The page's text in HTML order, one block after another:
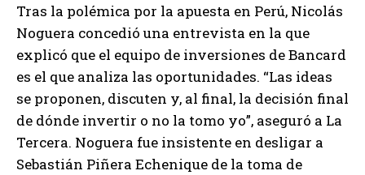
Tras la polémica por la apuesta en Perú, Nicolás
Noguera concedió una entrevista en la que
explicó que el equipo de inversiones de Bancard
es el que analiza las oportunidades. “Las ideas
se proponen, discuten y, al final, la decisión final
de dónde invertir o no la tomo yo”, aseguró a La
Tercera. Noguera fue insistente en desligar a
Sebastián Piñera Echenique de la toma de